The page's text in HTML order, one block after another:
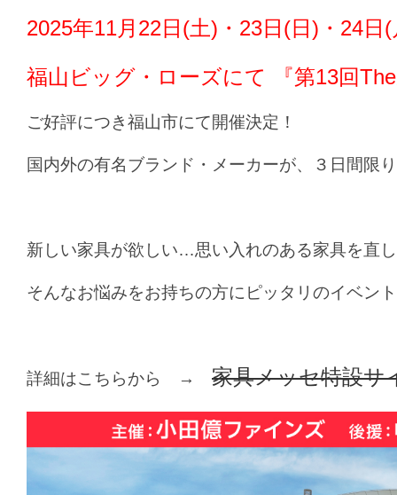
2025年11月22日(土)・23日(日)・24日
福山ビッグ・ローズにて 『第13回
ご好評につき福山市にて開催決定！
国内外の有名ブランド・メーカーが、３日間限
新しい家具が欲しい…思い入れのある家具を直
そんなお悩みをお持ちの方にピッタリのイベン
詳細はこちらから → 家具メッセ特設サ